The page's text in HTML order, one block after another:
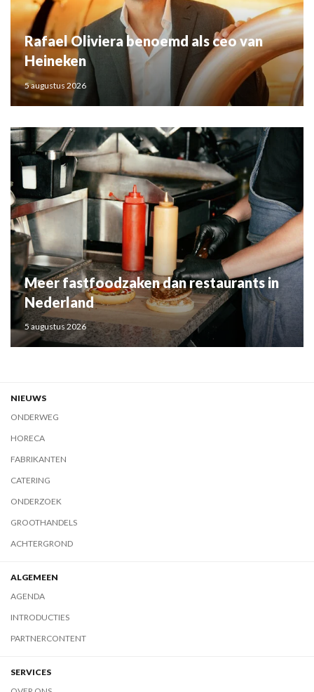
Rafael Oliviera benoemd als ceo van
Heineken
5 augustus 2026
Meer fastfoodzaken dan restaurants in
Nederland
5 augustus 2026
NIEUWS
ONDERWEG
HORECA
FABRIKANTEN
CATERING
ONDERZOEK
GROOTHANDELS
ACHTERGROND
ALGEMEEN
AGENDA
INTRODUCTIES
PARTNERCONTENT
SERVICES